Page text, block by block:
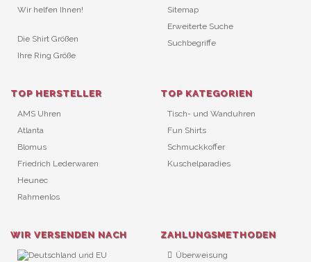
Wir helfen Ihnen!
Die Shirt Größen
Ihre Ring Größe
Sitemap
Erweiterte Suche
Suchbegriffe
TOP HERSTELLER
AMS Uhren
Atlanta
Blomus
Friedrich Lederwaren
Heunec
Rahmenlos
TOP KATEGORIEN
Tisch- und Wanduhren
Fun Shirts
Schmuckkoffer
Kuschelparadies
WIR VERSENDEN NACH ZAHLUNGSMETHODEN
Überweisung